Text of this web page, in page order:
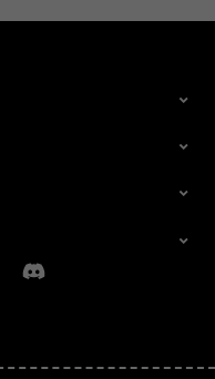
Discord